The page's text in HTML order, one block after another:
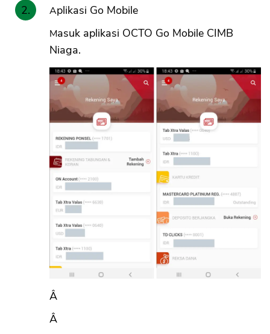
Aplikasi Go Mobile
Masuk aplikasi OCTO Go Mobile CIMB
Niaga.
Â
Â